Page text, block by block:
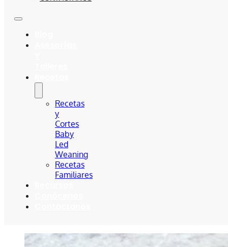
Recetas
y
Cortes
Baby
Led
Weaning
Recetas
Familiares